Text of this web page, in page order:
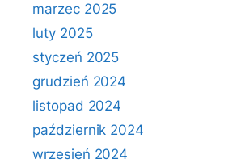
marzec 2025
luty 2025
styczeń 2025
grudzień 2024
listopad 2024
październik 2024
wrzesień 2024